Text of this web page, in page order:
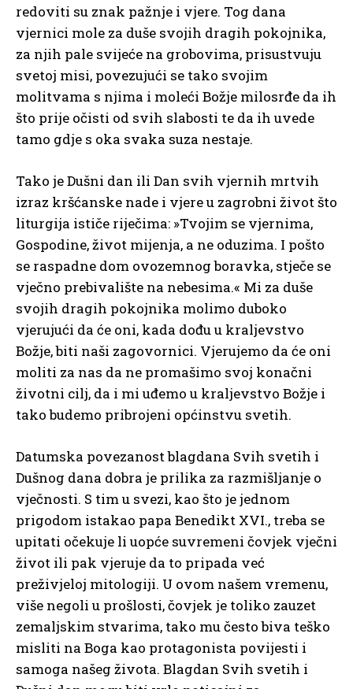
redoviti su znak pažnje i vjere. Tog dana
vjernici mole za duše svojih dragih pokojnika,
za njih pale svijeće na grobovima, prisustvuju
svetoj misi, povezujući se tako svojim
molitvama s njima i moleći Božje milosrđe da ih
što prije očisti od svih slabosti te da ih uvede
tamo gdje s oka svaka suza nestaje.
Tako je Dušni dan ili Dan svih vjernih mrtvih
izraz kršćanske nade i vjere u zagrobni život što
liturgija ističe riječima: »Tvojim se vjernima,
Gospodine, život mijenja, a ne oduzima. I pošto
se raspadne dom ovozemnog boravka, stječe se
vječno prebivalište na nebesima.« Mi za duše
svojih dragih pokojnika molimo duboko
vjerujući da će oni, kada dođu u kraljevstvo
Božje, biti naši zagovornici. Vjerujemo da će oni
moliti za nas da ne promašimo svoj konačni
životni cilj, da i mi uđemo u kraljevstvo Božje i
tako budemo pribrojeni općinstvu svetih.
Datumska povezanost blagdana Svih svetih i
Dušnog dana dobra je prilika za razmišljanje o
vječnosti. S tim u svezi, kao što je jednom
prigodom istakao papa Benedikt XVI., treba se
upitati očekuje li uopće suvremeni čovjek vječni
život ili pak vjeruje da to pripada već
preživjeloj mitologiji. U ovom našem vremenu,
više negoli u prošlosti, čovjek je toliko zauzet
zemaljskim stvarima, tako mu često biva teško
misliti na Boga kao protagonista povijesti i
samoga našeg života. Blagdan Svih svetih i